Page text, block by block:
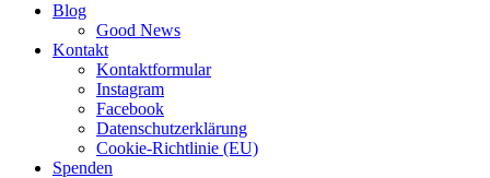
Blog
Good News
Kontakt
Kontaktformular
Instagram
Facebook
Datenschutzerklärung
Cookie-Richtlinie (EU)
Spenden